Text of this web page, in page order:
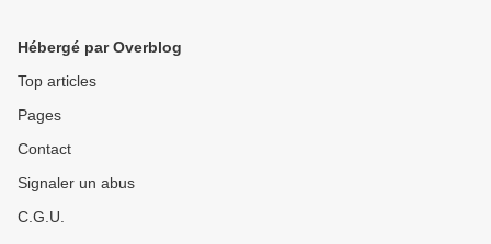
Hébergé par Overblog
Top articles
Pages
Contact
Signaler un abus
C.G.U.